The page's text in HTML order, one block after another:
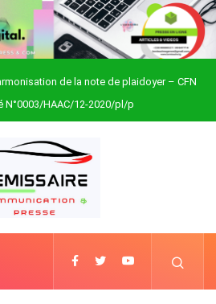
de la note de plaidoyer – CFN
Togo
N°0003/HAAC/12-2020/pl/p